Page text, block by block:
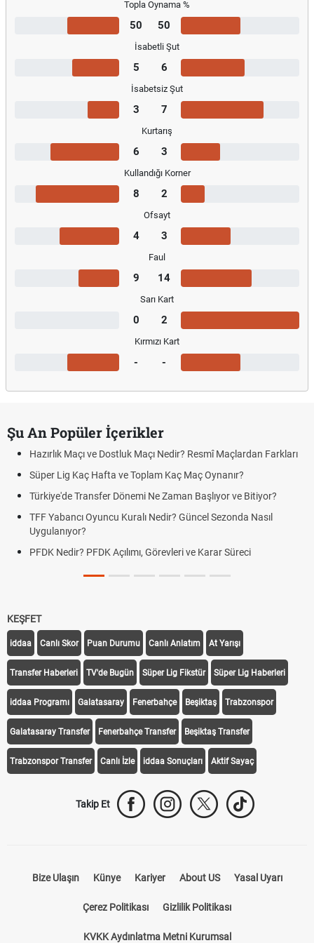
Topla Oynama %
50 50
İsabetli Şut
5 6
İsabetsiz Şut
3 7
Kurtarış
6 3
Kullandığı Korner
8 2
Ofsayt
4 3
Faul
9 14
Sarı Kart
0 2
Kırmızı Kart
- -
Şu An Popüler İçerikler
Hazırlık Maçı ve Dostluk Maçı Nedir? Resmî Maçlardan Farkları
Süper Lig Kaç Hafta ve Toplam Kaç Maç Oynanır?
Türkiye'de Transfer Dönemi Ne Zaman Başlıyor ve Bitiyor?
TFF Yabancı Oyuncu Kuralı Nedir? Güncel Sezonda Nasıl
Uygulanıyor?
PFDK Nedir? PFDK Açılımı, Görevleri ve Karar Süreci
KEŞFET
iddaa Canlı Skor Puan Durumu Canlı Anlatım At Yarışı
Transfer Haberleri TV'de Bugün Süper Lig Fikstür Süper Lig Haberleri
iddaa Programı Galatasaray Fenerbahçe Beşiktaş Trabzonspor
Galatasaray Transfer Fenerbahçe Transfer Beşiktaş Transfer
Trabzonspor Transfer Canlı İzle iddaa Sonuçları Aktif Sayaç
Takip Et
Bize Ulaşın Künye Kariyer About US Yasal Uyarı
Çerez Politikası Gizlilik Politikası
KVKK Aydınlatma Metni Kurumsal